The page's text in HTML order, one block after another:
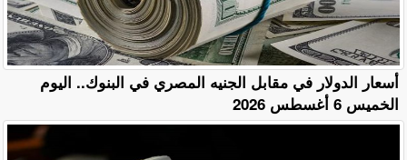
أسعار الدولار في مقابل الجنيه المصري في البنوك.. اليوم
الخميس 6 أغسطس 2026